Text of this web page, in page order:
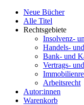
Neue Bücher
Alle Titel
Rechtsgebiete
Insolvenz-
Handels-
Bank- und
Vertrags-
Arbeitsrecht
Autor:innen
Warenkorb